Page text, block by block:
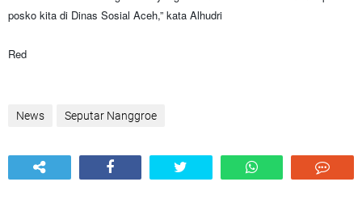
posko kita di Dinas Sosial Aceh,” kata Alhudri
Red
News Seputar Nanggroe